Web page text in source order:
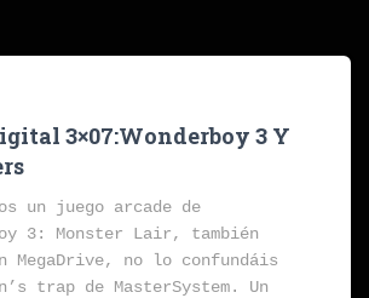
3×07:Wonderboy 3 Y
un juego arcade de
3: Monster Lair, también
MegaDrive, no lo confundáis
trap de MasterSystem. Un